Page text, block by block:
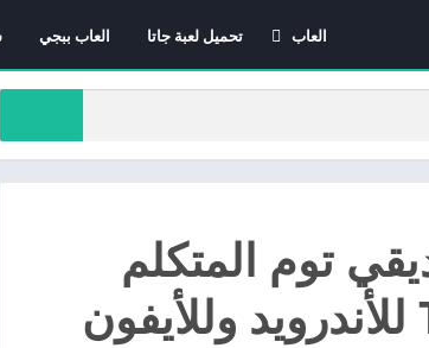
العاب
العاب الاندرويد
تحميل لعبة جاتا العاب ببجي
توم المتكلم
Talking Tom للأندرويد وللأيفون